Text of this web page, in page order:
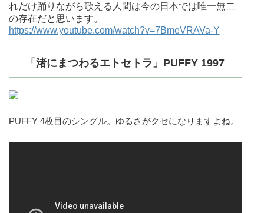
れだけ踊りながら歌える人間は今の日本では唯一無二
の存在だと思います。
https://www.youtube.com/watch?v=7BmeVRAVa-Y
「渚にまつわるエトセトラ」PUFFY 1997
PUFFY 4枚目のシングル。ゆるさがクセになりますよね。